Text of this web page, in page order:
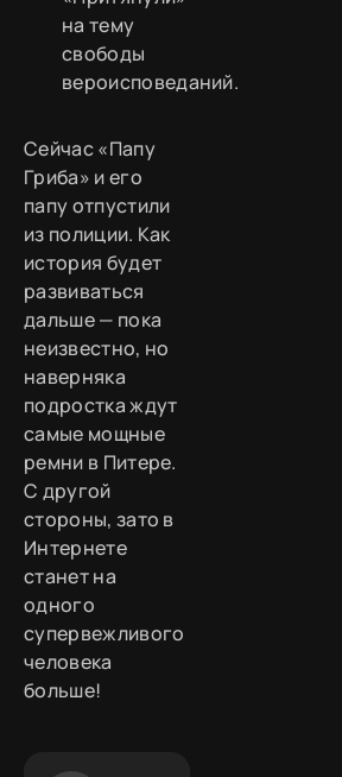
на тему
свободы
вероисповеданий.
Сейчас «Папу
Гриба» и его
папу отпустили
из полиции. Как
история будет
развиваться
дальше — пока
неизвестно, но
наверняка
подростка ждут
самые мощные
ремни в Питере.
С другой
стороны, зато в
Интернете
станет на
одного
супервежливого
человека
больше!